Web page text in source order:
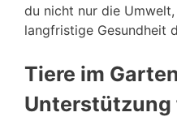
du nicht nur die
langfristige Gesundheit
Tiere im